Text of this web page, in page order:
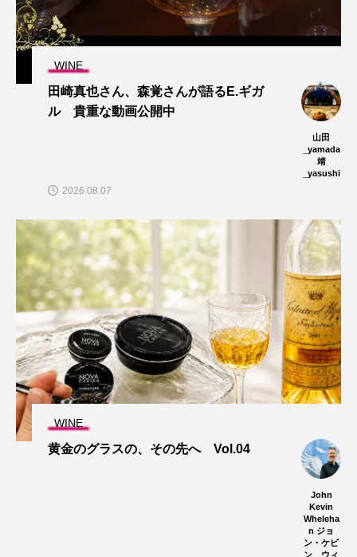
WINE
田崎真也さん、森覚さんが語るE.ギガ
ル 貴重な動画公開中
山田
_yamada
靖
_yasushi
2026.08.07
WINE
黄金のグラスの、その先へ Vol.04
John
Kevin
Wheleha
n ジョ
ン・ケビ
ン ウィ